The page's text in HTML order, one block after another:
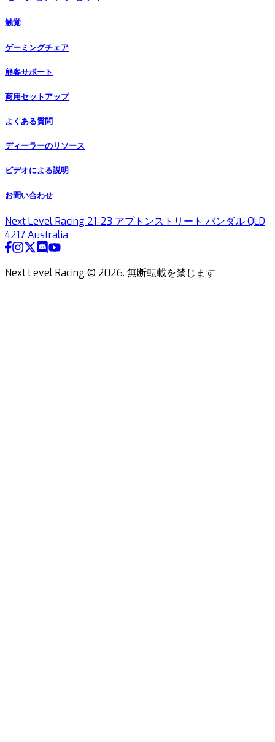
触覚
ゲーミングチェア
顧客サポート
商用セットアップ
よくある質問
ディーラーのリソース
ビデオによる説明
お問い合わせ
Next Level Racing 21-23 アプトンストリート バンダル QLD
4217 Australia
Next Level Racing © 2026. 無断転載を禁じます